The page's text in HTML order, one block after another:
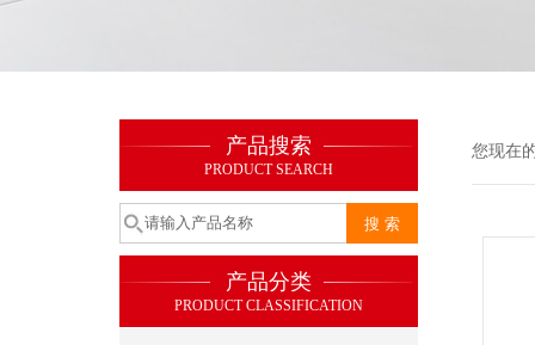
产品搜索
PRODUCT SEARCH
产品分类
PRODUCT CLASSIFICATION
您现在